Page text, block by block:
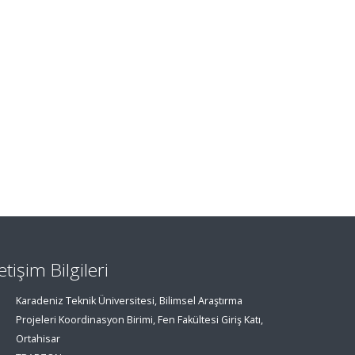
Bilgileri
Karadeniz Teknik Üniversitesi, Bilimsel Araştırma
Projeleri Koordinasyon Birimi, Fen Fakültesi Giriş Katı,
Ortahisar